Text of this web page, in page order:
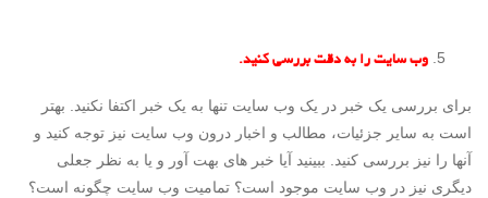
وب سایت را به دقت بررسی کنید.
برای بررسی یک خبر در یک وب سایت تنها به یک خبر اکتفا نکنید. بهتر
است به سایر جزئیات، مطالب و اخبار درون وب سایت نیز توجه کنید و
آنها را نیز بررسی کنید. ببینید آیا خبر های بهت آور و یا به نظر جعلی
دیگری نیز در وب سایت موجود است؟ تمامیت وب سایت چگونه است؟